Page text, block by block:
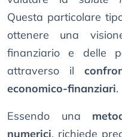
Questa particolare
ottenere una
finanziario e delle
attraverso il
economico-finanziari.
Essendo una
numerici, richiede